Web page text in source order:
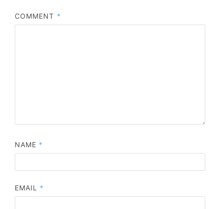
COMMENT *
NAME *
EMAIL *